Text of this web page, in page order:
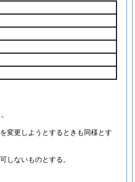
変更しようとするときも同様とす
しないものとする。